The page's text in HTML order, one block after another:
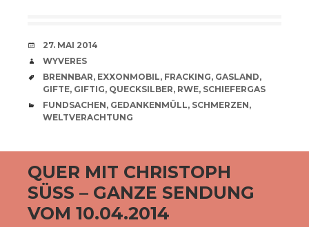
VERABREDUNG
27. MAI 2014
VERFASSER
WYVERES
SCHLAGWÖRTER
BRENNBAR, EXXONMOBIL, FRACKING, GASLAND,
GIFTE, GIFTIG, QUECKSILBER, RWE, SCHIEFERGAS
CATEGORIES
FUNDSACHEN, GEDANKENMÜLL, SCHMERZEN,
WELTVERACHTUNG
QUER MIT CHRISTOPH
SÜSS – GANZE SENDUNG V
OM 10.04.2014